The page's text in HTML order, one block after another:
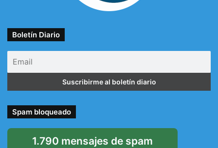
Boletín Diario
Spam bloqueado
1.790 mensajes de spam